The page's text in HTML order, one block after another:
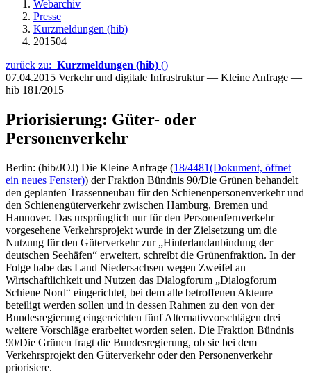
Webarchiv
Presse
Kurzmeldungen (hib)
201504
zurück zu: Kurzmeldungen (hib) ()
07.04.2015 Verkehr und digitale Infrastruktur — Kleine Anfrage —
hib 181/2015
Priorisierung: Güter- oder
Personenverkehr
Berlin: (hib/JOJ) Die Kleine Anfrage (18/4481(Dokument, öffnet
ein neues Fenster)) der Fraktion Bündnis 90/Die Grünen behandelt
den geplanten Trassenneubau für den Schienenpersonenverkehr und
den Schienengüterverkehr zwischen Hamburg, Bremen und
Hannover. Das ursprünglich nur für den Personenfernverkehr
vorgesehene Verkehrsprojekt wurde in der Zielsetzung um die
Nutzung für den Güterverkehr zur „Hinterlandanbindung der
deutschen Seehäfen“ erweitert, schreibt die Grünenfraktion. In der
Folge habe das Land Niedersachsen wegen Zweifel an
Wirtschaftlichkeit und Nutzen das Dialogforum „Dialogforum
Schiene Nord“ eingerichtet, bei dem alle betroffenen Akteure
beteiligt werden sollen und in dessen Rahmen zu den von der
Bundesregierung eingereichten fünf Alternativvorschlägen drei
weitere Vorschläge erarbeitet worden seien. Die Fraktion Bündnis
90/Die Grünen fragt die Bundesregierung, ob sie bei dem
Verkehrsprojekt den Güterverkehr oder den Personenverkehr
priorisiere.